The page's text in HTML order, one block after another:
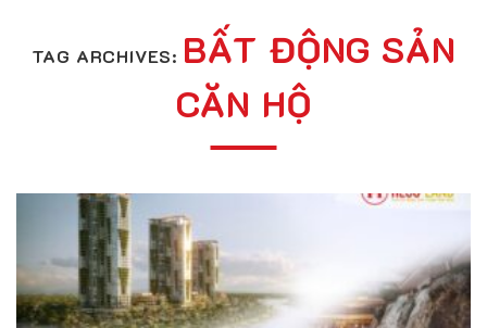
TAG ARCHIVES: BẤT ĐỘNG SẢN
CĂN HỘ